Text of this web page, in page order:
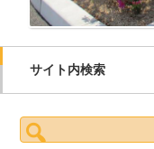
サイト内検索
検索: